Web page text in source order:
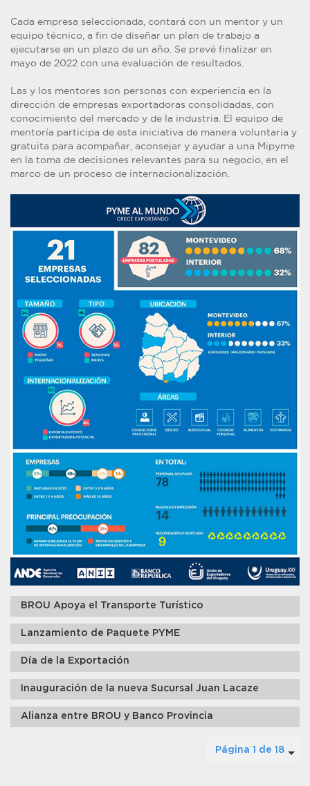
Cada empresa seleccionada, contará con un mentor y un
equipo técnico, a fin de diseñar un plan de trabajo a
ejecutarse en un plazo de un año. Se prevé finalizar en
mayo de 2022 con una evaluación de resultados.
Las y los mentores son personas con experiencia en la
dirección de empresas exportadoras consolidadas, con
conocimiento del mercado y de la industria. El equipo de
mentoría participa de esta iniciativa de manera voluntaria y
gratuita para acompañar, aconsejar y ayudar a una Mipyme
en la toma de decisiones relevantes para su negocio, en el
marco de un proceso de internacionalización.
BROU Apoya el Transporte Turístico
Lanzamiento de Paquete PYME
Día de la Exportación
Inauguración de la nueva Sucursal Juan Lacaze
Alianza entre BROU y Banco Provincia
Página 1 de 18